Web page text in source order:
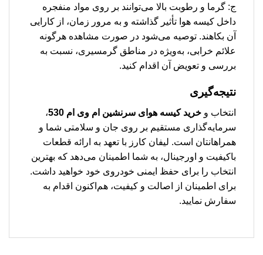
ج: گرما و رطوبت بالا می‌توانند بر روی مواد منفجره
داخل کیسه هوا تأثیر گذاشته و به مرور زمان، از کارایی
آن بکاهند. توصیه می‌شود در صورت مشاهده هرگونه
علائم خرابی، به‌ویژه در مناطق گرمسیری، نسبت به
بررسی و تعویض آن اقدام کنید.
نتیجه‌گیری
انتخاب و خرید کیسه هوای سرنشین ام وی ام 530
،
سرمایه‌گذاری مستقیم بر روی جان و سلامتی شما و
همراهانتان است. لیفان کارز با تعهد به ارائه قطعات
باکیفیت و اورجینال، به شما اطمینان می‌دهد که بهترین
انتخاب را برای حفظ ایمنی خودروی خود خواهید داشت.
برای اطمینان از اصالت و کیفیت، هم‌اکنون اقدام به
سفارش نمایید.